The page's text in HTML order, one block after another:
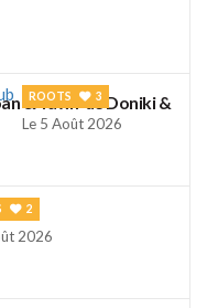
& Yawn' de Doniki &
ROOTS 3
Le 5 Août 2026
2
2026